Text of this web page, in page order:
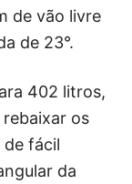
de vão livre
de 23°.
402 litros,
rebaixar os
de fácil
da